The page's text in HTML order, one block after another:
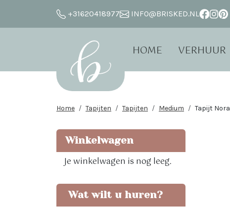
+31620418977 INFO@BRISKED.NL
HOME VERHUUR
Home Tapijten Tapijten Medium Tapijt Nora
Winkelwagen
Je winkelwagen is nog leeg.
Wat wilt u huren?